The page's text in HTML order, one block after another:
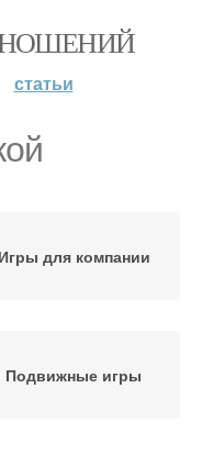
статьи
Игры для компании
Подвижные игры